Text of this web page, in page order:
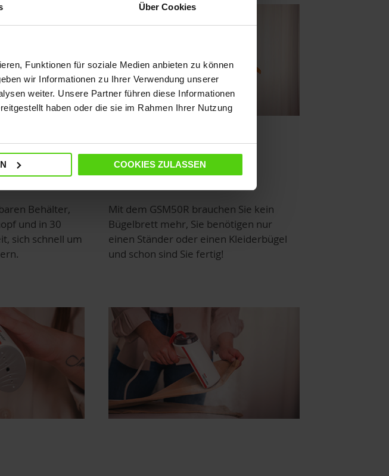
Über Cookies
Funktionen für soziale Medien anbieten zu können
wir Informationen zu Ihrer Verwendung unserer
weiter. Unsere Partner führen diese Informationen
haben oder die sie im Rahmen Ihrer Nutzung
COOKIES ZULASSEN
Behälter,
und in 30
sich schnell um
Mit dem GSM50R brauchen Sie kein
Bügelbrett mehr, Sie benötigen nur
einen Ständer oder einen Kleiderbügel
und schon sind Sie fertig!